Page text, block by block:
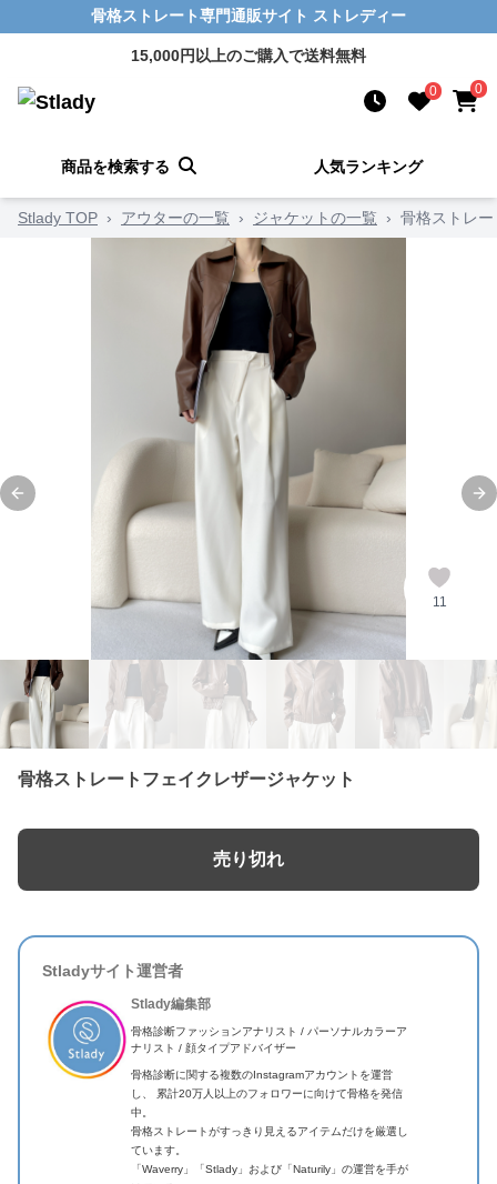
骨格ストレート専門通販サイト ストレディー
15,000円以上のご購入で送料無料
0 0
商品を検索する 人気ランキング
Stlady TOP › アウターの一覧 › ジャケットの一覧 › 骨格ストレ
Previous slide
11
骨格ストレートフェイクレザージャケット
売り切れ
Stladyサイト運営者
Stlady編集部
骨格診断ファッションアナリスト / パーソナルカラーア
ナリスト / 顔タイプアドバイザー
骨格診断に関する複数のInstagramアカウントを運営
し、 累計20万人以上のフォロワーに向けて骨格を発信
中。
骨格ストレートがすっきり見えるアイテムだけを厳選し
ています。
「Waverry」「Stlady」および「Naturily」の運営を手が